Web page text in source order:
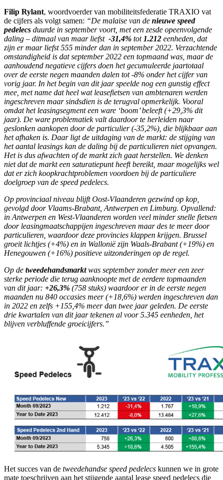
Filip Rylant, woordvoerder van mobiliteitsfederatie TRAXIO vat
de cijfers als volgt samen: “De malaise van de nieuwe speed
pedelecs duurde in september voort, met een zesde opeenvolgende
daling – ditmaal van maar liefst -31,4% tot 1.212 eenheden, dat
zijn er maar liefst 555 minder dan in september 2022. Verzachtende
omstandigheid is dat september 2022 een topmaand was, maar de
aanhoudend negatieve cijfers doen het gecumuleerde jaartotaal
over de eerste negen maanden dalen tot -8% onder het cijfer van
vorig jaar. In het begin van dit jaar speelde nog een gunstig effect
mee, met name dat heel wat leasefietsen van ambtenaren werden
ingeschreven maar sindsdien is de terugval opmerkelijk. Vooral
omdat het leasingsegment een ware ‘boom’ beleeft (+29,3% dit
jaar). De ware problematiek valt daardoor te herleiden naar
geslonken aankopen door de particulier (-35,2%), die blijkbaar aan
het afhaken is. Daar ligt de uitdaging van de markt: de stijging van
het aantal leasings kan de daling bij de particulieren niet opvangen.
Het is dus afwachten of de markt zich gaat herstellen. We denken
niet dat de markt een saturatiepunt heeft bereikt, maar mogelijks wel
dat er zich koopkrachtproblemen voordoen bij de particuliere
doelgroep van de speed pedelecs.
Op provinciaal niveau blijft Oost-Vlaanderen gezwind op kop,
gevolgd door Vlaams-Brabant, Antwerpen en Limburg. Opvallend:
in Antwerpen en West-Vlaanderen worden veel minder snelle fietsen
door leasingmaatschappijen ingeschreven maar des te meer door
particulieren, waardoor deze provincies klappen krijgen. Brussel
groeit lichtjes (+4%) en in Wallonië zijn Waals-Brabant (+19%) en
Henegouwen (+16%) positieve uitzonderingen op de regel.
Op de tweedehandsmarktwas september zonder meer een zeer
sterke periode die terug aanknoopte met de eerdere topmaanden
van dit jaar: +26,3% (758 stuks) waardoor er in de eerste negen
maanden nu 840 occasies meer (+18,6%) werden ingeschreven dan
in 2022 en zelfs +155,4% meer dan twee jaar geleden. De eerste
drie kwartalen van dit jaar tekenen al voor 5.345 eenheden, het
blijven verbluffende groeicijfers.”
Het succes van de tweedehandse speed pedelecs kunnen we in grote
mate toeschrijven aan het stijgende aantal lease speed pedelecs die